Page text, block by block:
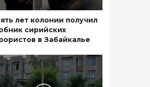
лет колонии получил
сирийских
в Забайкалье